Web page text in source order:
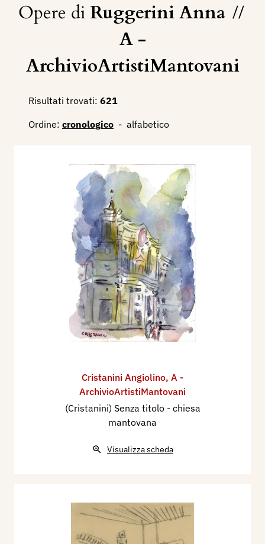
Opere di Ruggerini Anna //
A -
ArchivioArtistiMantovani
Risultati trovati: 621
Ordine: cronologico - alfabetico
Cristanini Angiolino, A -
ArchivioArtistiMantovani
(Cristanini) Senza titolo - chiesa
mantovana
Visualizza scheda